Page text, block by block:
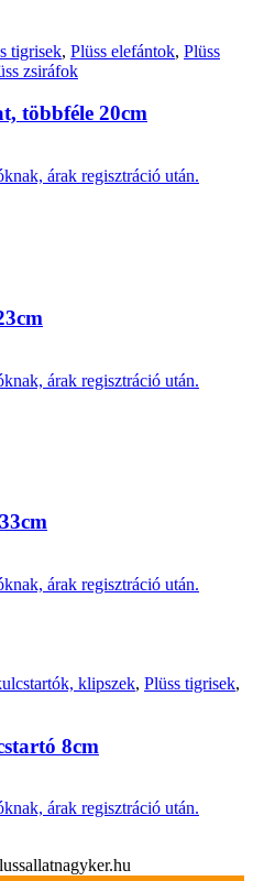
tigrisek, Plüss elefántok, Plüss
zsiráfok
többféle 20cm
árak regisztráció után.
árak regisztráció után.
árak regisztráció után.
klipszek, Plüss tigrisek,
8cm
árak regisztráció után.